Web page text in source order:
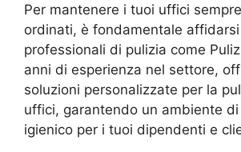
Per mantenere i tuoi uffici
ordinati, è fondamentale
professionali di pulizia come
anni di esperienza nel settore,
soluzioni personalizzate per la
uffici, garantendo un ambiente
igienico per i tuoi dipendenti e